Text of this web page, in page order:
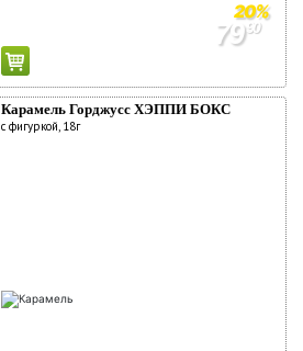
20%
7990
Карамель Горджусс ХЭППИ БОКС
с фигуркой, 18г